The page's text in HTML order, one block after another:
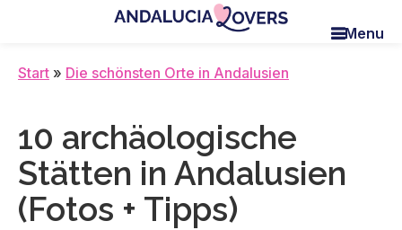
content
sidebar
blog
et
Menu
Start » Die schönsten Orte in Andalusien
10 archäologische
Stätten in Andalusien
(Fotos + Tipps)